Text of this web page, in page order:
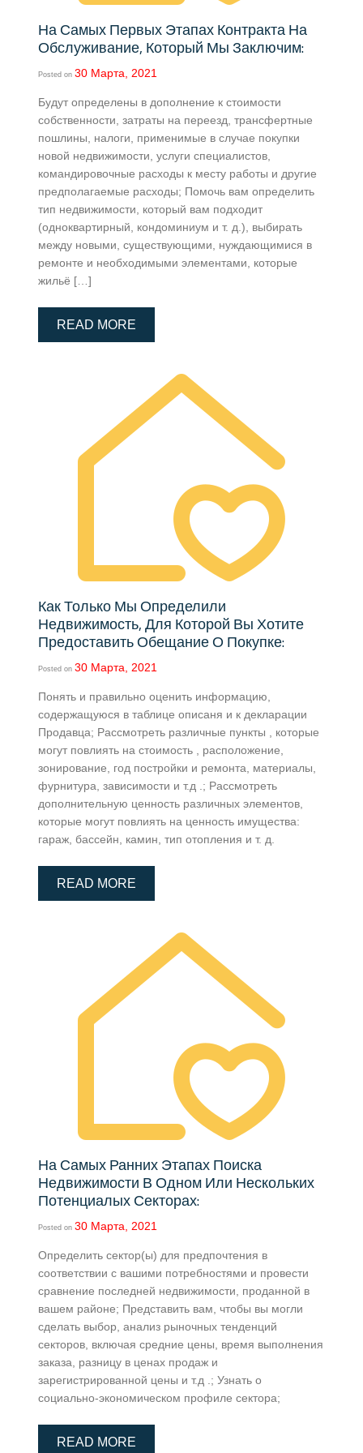
На Самых Первых Этапах Контракта На
Обслуживание, Который Мы Заключим:
Posted on 30 Марта, 2021
Будут определены в дополнение к стоимости
собственности, затраты на переезд, трансфертные
пошлины, налоги, применимые в случае покупки
новой недвижимости, услуги специалистов,
командировочные расходы к месту работы и другие
предполагаемые расходы; Помочь вам определить
тип недвижимости, который вам подходит
(одноквартирный, кондоминиум и т. д.), выбирать
между новыми, существующими, нуждающимися в
ремонте и необходимыми элементами, которые
жильё […]
READ MORE
Как Только Мы Определили
Недвижимость, Для Которой Вы Хотите
Предоставить Обещание О Покупке:
Posted on 30 Марта, 2021
Понять и правильно оценить информацию,
содержащуюся в таблице описаня и к декларации
Продавца; Рассмотреть различные пункты , которые
могут повлиять на стоимость , расположение,
зонирование, год постройки и ремонта, материалы,
фурнитура, зависимости и т.д .; Рассмотреть
дополнительную ценность различных элементов,
которые могут повлиять на ценность имуществa:
гараж, бассейн, камин, тип отопления и т. д.
READ MORE
На Самых Ранних Этапах Поиска
Недвижимости В Одном Или Нескольких
Потенциалых Секторах:
Posted on 30 Марта, 2021
Определить сектор(ы) для предпочтения в
соответствии с вашими потребностями и провести
сравнение последней недвижимости, проданной в
вашем районе; Представить вам, чтобы вы могли
сделать выбор, анализ рыночных тенденций
секторов, включая средние цены, время выполнения
заказа, разницу в ценах продаж и
зарегистрированной цены и т.д .; Узнать о
социально-экономическом профиле сектора;
READ MORE